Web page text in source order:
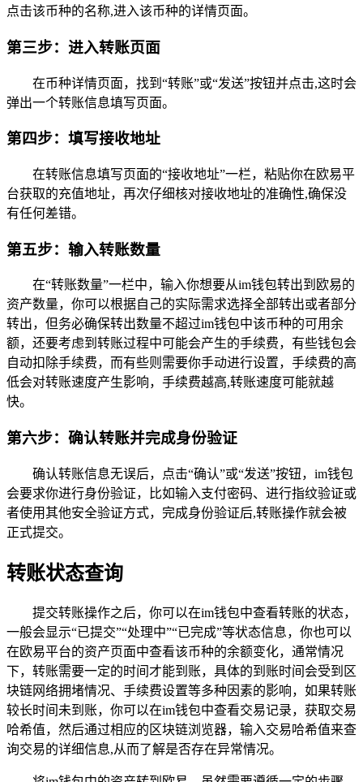
点击该币种的名称,进入该币种的详情页面。
第三步：进入转账页面
在币种详情页面，找到“转账”或“发送”按钮并点击,这时会
弹出一个转账信息填写页面。
第四步：填写接收地址
在转账信息填写页面的“接收地址”一栏，粘贴你在欧易平
台获取的充值地址，再次仔细核对接收地址的准确性,确保没
有任何差错。
第五步：输入转账数量
在“转账数量”一栏中，输入你想要从im钱包转出到欧易的
资产数量，你可以根据自己的实际需求选择全部转出或者部分
转出，但务必确保转出数量不超过im钱包中该币种的可用余
额，还要考虑到转账过程中可能会产生的手续费，有些钱包会
自动扣除手续费，而有些则需要你手动进行设置，手续费的高
低会对转账速度产生影响，手续费越高,转账速度可能就越
快。
第六步：确认转账并完成身份验证
确认转账信息无误后，点击“确认”或“发送”按钮，im钱包
会要求你进行身份验证，比如输入支付密码、进行指纹验证或
者使用其他安全验证方式，完成身份验证后,转账操作就会被
正式提交。
转账状态查询
提交转账操作之后，你可以在im钱包中查看转账的状态，
一般会显示“已提交”“处理中”“已完成”等状态信息，你也可以
在欧易平台的资产页面中查看该币种的余额变化，通常情况
下，转账需要一定的时间才能到账，具体的到账时间会受到区
块链网络拥堵情况、手续费设置等多种因素的影响，如果转账
较长时间未到账，你可以在im钱包中查看交易记录，获取交易
哈希值，然后通过相应的区块链浏览器，输入交易哈希值来查
询交易的详细信息,从而了解是否存在异常情况。